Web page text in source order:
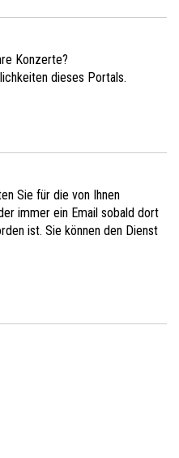
Konzerte?
dieses Portals.
Sie für die von Ihnen
immer ein Email sobald dort
ist. Sie können den Dienst